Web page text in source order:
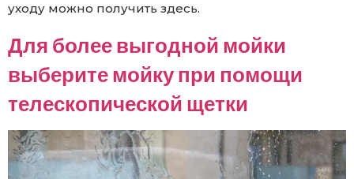
уходу можно получить здесь.
Для более выгодной мойки
выберите мойку при помощи
телескопической щетки